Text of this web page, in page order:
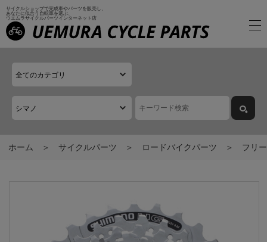
サイクルショップで完成車やパーツを販売し、
あなたに似合う自転車を選ぶ、
ウエムラサイクルパーツインターネット店
ホーム サイクルパーツ ロードバイクパーツ フリ